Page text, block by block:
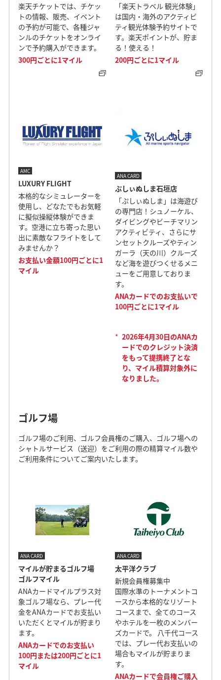
楽天チケットでは、チケッ
トの情報、販売、イベント
の予約が可能で、各種ジャ
ンルのチケットをオンライ
ンで予約購入ができます。
300円ごとに1マイル
「楽天トラベル 観光体験」
は国内・海外のアクティビ
ティ観光体験予約サイトで
す。楽天ポイントが、貯ま
る！使える！
200円ごとに1マイル
AMC
LUXURY FLIGHT
本格的なシミュレーターを
使用し、どなたでもお気軽
に擬似操縦体験ができま
す。空港に立ち寄った思い
出に素敵なフライトをして
みませんか？
お支払い金額100円ごとに1
マイル
ANA CARD
ぷしぃぬしま石垣店
「ぷしぃぬしま」は海遊び
の専門店！シュノーケル、
ダイビングやビーチマリン
アクティビティ、さらにサ
ンセットクルーズやティン
ガーラ（天の川）クルーズ
など海を遊びつくせるメニ
ューをご用意しておりま
す。
ANAカードでのお支払いで
100円ごとに1マイル
* 2026年4月30日のANAカ
ードでのクレジット決済
をもって提携終了とな
り、マイル積算対象外に
なりました。
ゴルフ場
ゴルフ場のご利用、ゴルフ会員権のご購入、ゴルフ場への
シャトルサービス（送迎）をご利用の際の精算マイル数や
ご利用条件についてご案内いたします。
ANA CARD
マイルが貯まるゴルフ場
ゴルフマイル
ANAカードマイルプラス対
象ゴルフ場なら、プレー代
金をANAカードでお支払い
いただくとマイルが貯まり
ます。
ANAカードでのお支払い
100円または200円ごとに1
マイル
ANA CARD
太平洋クラブ
新規会員権募集中
国際水準のトーナメントコ
ースから本格的なリゾート
コースまで、全てのコース
やホテルを一枚のメンバー
ズカードで。 八千代コース
では、プレー代お支払いの
場合もマイルが貯まりま
す。
ANAカードで会員権ご購入